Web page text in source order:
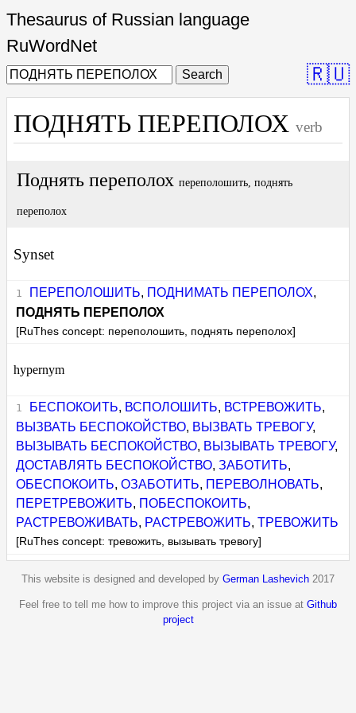
Thesaurus of Russian language
RuWordNet
Search 🇷🇺
ПОДНЯТЬ ПЕРЕПОЛОХ verb
Поднять переполох переполошить, поднять
переполох
Synset
ПЕРЕПОЛОШИТЬ, ПОДНИМАТЬ ПЕРЕПОЛОХ,
ПОДНЯТЬ ПЕРЕПОЛОХ
[RuThes concept: переполошить, поднять переполох]
hypernym
БЕСПОКОИТЬ, ВСПОЛОШИТЬ, ВСТРЕВОЖИТЬ,
ВЫЗВАТЬ БЕСПОКОЙСТВО, ВЫЗВАТЬ ТРЕВОГУ,
ВЫЗЫВАТЬ БЕСПОКОЙСТВО, ВЫЗЫВАТЬ ТРЕВОГУ,
ДОСТАВЛЯТЬ БЕСПОКОЙСТВО,ЗАБОТИТЬ,
ОБЕСПОКОИТЬ,ОЗАБОТИТЬ, ПЕРЕВОЛНОВАТЬ,
ПЕРЕТРЕВОЖИТЬ, ПОБЕСПОКОИТЬ,
РАСТРЕВОЖИВАТЬ, РАСТРЕВОЖИТЬ,ТРЕВОЖИТЬ
[RuThes concept: тревожить, вызывать тревогу]
This website is designed and developed by German Lashevich 2017
Feel free to tell me how to improve this project via an issue at Github
project